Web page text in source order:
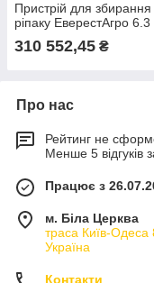
Пристрій для збирання
ріпаку ЕверестАгро
310 552,45 ₴
Про нас
Рейтинг не
Менше 5 відгуків
Працює з
м. Біла Церква
траса Київ-Одеса
Україна
Контакти